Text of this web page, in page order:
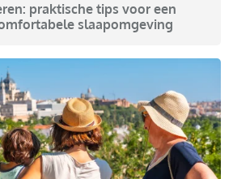
praktische tips voor een
slaapomgeving